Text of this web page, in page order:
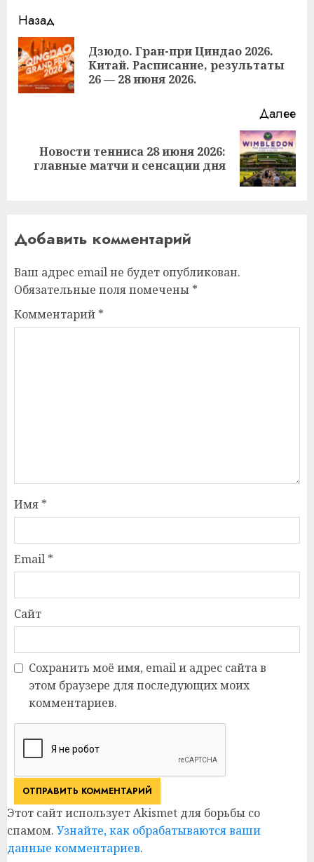
Продолжить
чтение
Назад
Дзюдо. Гран-при Циндао 2026.
Китай. Расписание, результаты
26 — 28 июня 2026.
Далее
Следующая
запись:
Новости тенниса 28 июня 2026:
главные матчи и сенсации дня
Добавить комментарий
Ваш адрес email не будет опубликован.
Обязательные поля помечены *
Комментарий *
Имя *
Email *
Сайт
Сохранить моё имя, email и адрес сайта в
этом браузере для последующих моих
комментариев.
Этот сайт использует Akismet для борьбы со
спамом. Узнайте, как обрабатываются ваши
данные комментариев.